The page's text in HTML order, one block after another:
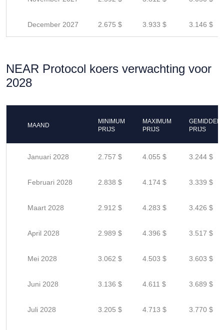
December 2027 2.675 $ 3.933 $ 3.146 $
NEAR Protocol koers verwachting voor
2028
MAAND
MINIMUM
PRIJS
MAXIMUM
PRIJS
PRIJS
Januari 2028 2.757 $ 4.055 $ 3.244 $
Februari 2028 2.838 $ 4.174 $ 3.339 $
Maart 2028 2.912 $ 4.283 $ 3.426 $
April 2028 2.989 $ 4.396 $ 3.517 $
Mei 2028 3.062 $ 4.503 $ 3.603 $
Juni 2028 3.136 $ 4.611 $ 3.689 $
Juli 2028 3.205 $ 4.713 $ 3.770 $